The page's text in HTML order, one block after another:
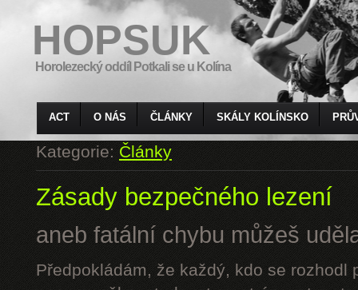
HOPSUK
Horolezecký oddíl Potkali se u Kolína
ACT O NÁS ČLÁNKY SKÁLY KOLÍNSKO
Kategorie:Články
Zásady bezpečného lezení
aneb fatální chybu můžeš
Předpokládám, že každý, kdo se rozhodl